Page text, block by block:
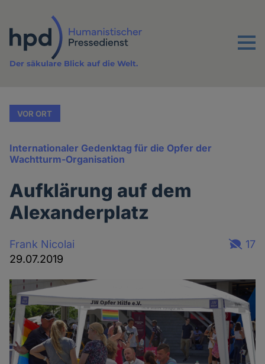
Inhalt
Menu
Der säkulare Blick auf die Welt.
VOR ORT
Internationaler Gedenktag für die Opfer der
Wachtturm-Organisation
Aufklärung auf dem
Alexanderplatz
Frank Nicolai
29.07.2019
17